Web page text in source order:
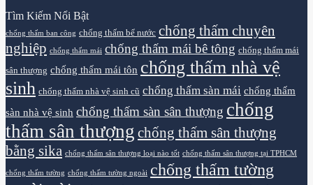
Tìm Kiếm Nổi Bật
chống thấm ban công chống thấm bể nước chống thấm chuyên
nghiệp chống thấm mái chống thấm mái bê tông chống thấm mái
sân thượng chống thấm mái tôn chống thấm nhà vệ
sinh chống thấm nhà vệ sinh cũ chống thấm sàn mái chống thấm
sàn nhà vệ sinh chống thấm sàn sân thượng chống
thấm sân thượng chống thấm sân thượng
bằng sika chống thấm sân thượng loại nào tốt chống thấm sân thượng tại TPHCM
chống thấm tường chống thấm tường ngoài chống thấm tường